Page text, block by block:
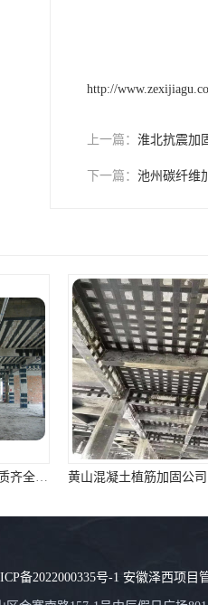
http://
上一篇： 淮北抗震加
下一篇： 池州碳纤维
黄山混凝土植筋加固公司 混凝土结构加固 资质齐全 施工队案例经验..
备2022000335号-1 安徽泽西项目